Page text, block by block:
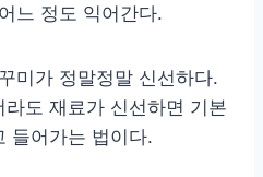
느 정도 익어간다.
미가 정말정말 신선하다.
도 재료가 신선하면 기본
들어가는 법이다.